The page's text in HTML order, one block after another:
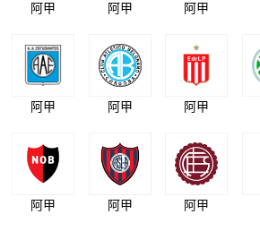
阿甲 阿甲 阿甲
阿甲 阿甲 阿甲
阿甲 阿甲 阿甲